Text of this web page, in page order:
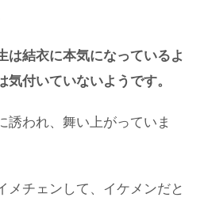
は結衣に本気になっているよ
気付いていないようです。
誘われ、舞い上がっていま
メチェンして、イケメンだと